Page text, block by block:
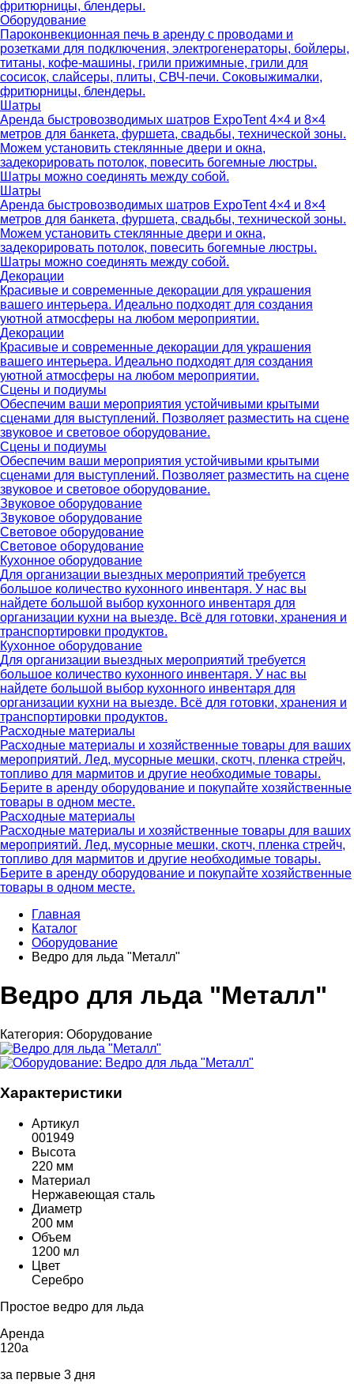
фритюрницы, блендеры.
Оборудование
Пароконвекционная печь в аренду с проводами и
розетками для подключения, электрогенераторы, бойлеры,
титаны, кофе-машины, грили прижимные, грили для
сосисок, слайсеры, плиты, СВЧ-печи. Соковыжималки,
фритюрницы, блендеры.
Шатры
Аренда быстровозводимых шатров ExpoTent 4×4 и 8×4
метров для банкета, фуршета, свадьбы, технической зоны.
Можем установить стеклянные двери и окна,
задекорировать потолок, повесить богемные люстры.
Шатры можно соединять между собой.
Шатры
Аренда быстровозводимых шатров ExpoTent 4×4 и 8×4
метров для банкета, фуршета, свадьбы, технической зоны.
Можем установить стеклянные двери и окна,
задекорировать потолок, повесить богемные люстры.
Шатры можно соединять между собой.
Декорации
Красивые и современные декорации для украшения
вашего интерьера. Идеально подходят для создания
уютной атмосферы на любом мероприятии.
Декорации
Красивые и современные декорации для украшения
вашего интерьера. Идеально подходят для создания
уютной атмосферы на любом мероприятии.
Сцены и подиумы
Обеспечим ваши мероприятия устойчивыми крытыми
сценами для выступлений. Позволяет разместить на сцене
звуковое и световое оборудование.
Сцены и подиумы
Обеспечим ваши мероприятия устойчивыми крытыми
сценами для выступлений. Позволяет разместить на сцене
звуковое и световое оборудование.
Звуковое оборудование
Звуковое оборудование
Световое оборудование
Световое оборудование
Кухонное оборудование
Для организации выездных мероприятий требуется
большое количество кухонного инвентаря. У нас вы
найдете большой выбор кухонного инвентаря для
организации кухни на выезде. Всё для готовки, хранения и
транспортировки продуктов.
Кухонное оборудование
Для организации выездных мероприятий требуется
большое количество кухонного инвентаря. У нас вы
найдете большой выбор кухонного инвентаря для
организации кухни на выезде. Всё для готовки, хранения и
транспортировки продуктов.
Расходные материалы
Расходные материалы и хозяйственные товары для ваших
мероприятий. Лед, мусорные мешки, скотч, пленка стрейч,
топливо для мармитов и другие необходимые товары.
Берите в аренду оборудование и покупайте хозяйственные
товары в одном месте.
Расходные материалы
Расходные материалы и хозяйственные товары для ваших
мероприятий. Лед, мусорные мешки, скотч, пленка стрейч,
топливо для мармитов и другие необходимые товары.
Берите в аренду оборудование и покупайте хозяйственные
товары в одном месте.
Главная
Каталог
Оборудование
Ведро для льда "Металл"
Ведро для льда "Металл"
Категория: Оборудование
Характеристики
Артикул
001949
Высота
220 мм
Материал
Нержавеющая сталь
Диаметр
200 мм
Объем
1200 мл
Цвет
Серебро
Простое ведро для льда
Аренда
120a
за первые 3 дня